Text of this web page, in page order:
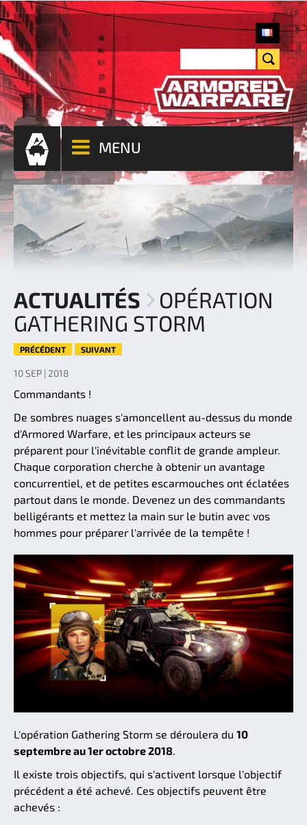
MENU
ACTUALITÉS
OPÉRATION
GATHERING STORM
PRÉCÉDENT SUIVANT
10 SEP | 2018
Commandants !
De sombres nuages s'amoncellent au-dessus du monde
d'Armored Warfare, et les principaux acteurs se
préparent pour l'inévitable conflit de grande ampleur.
Chaque corporation cherche à obtenir un avantage
concurrentiel, et de petites escarmouches ont éclatées
partout dans le monde. Devenez un des commandants
belligérants et mettez la main sur le butin avec vos
hommes pour préparer l'arrivée de la tempête !
L'opération Gathering Storm se déroulera du 10
septembre au 1er octobre 2018
Il existe trois objectifs, qui s'activent lorsque l'objectif
précédent a été achevé. Ces objectifs peuvent être
achevés :